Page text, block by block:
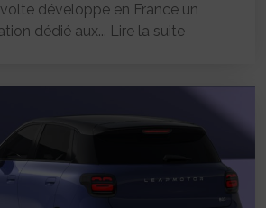
développe en France un
dédié aux... Lire la suite